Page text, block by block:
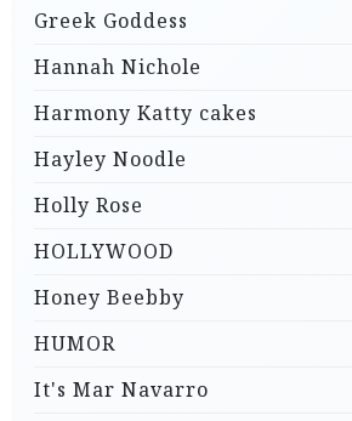
Greek Goddess
Hannah Nichole
Harmony Katty cakes
Hayley Noodle
Holly Rose
HOLLYWOOD
Honey Beebby
HUMOR
It's Mar Navarro